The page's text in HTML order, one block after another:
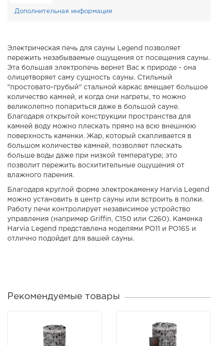
Дополнительная информация
Электрическая печь для сауны Legend позволяет
пережить незабываемые ощущения от посещения сауны.
Эта большая электропечь вернет Вас к природе - она
олицетворяет саму сущность сауны. Стильный
"простовато-грубый" стальной каркас вмещает большое
количество камней, и когда они нагреты, то можно
великолепно попариться даже в большой сауне.
Благодаря открытой конструкции пространства для
камней воду можно плескать прямо на всю внешнюю
поверхность каменки. Жар, который скапливается в
большом количестве камней, позволяет плескать
больше воды даже при низкой температуре; это
позволит пережить восхитительные ощущения от
влажного парения.
Благодаря круглой форме электрокаменку Harvia Legend
можно установить в центр сауны или встроить в полки.
Работу печи контролирует независимое устройство
управления (например Griffin, C150 или C260). Каменка
Harvia Legend представлена моделями PO11 и PO165 и
отлично подойдет для вашей сауны.
Рекомендуемые товары